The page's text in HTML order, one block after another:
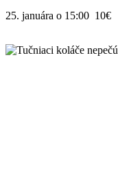
25. januára o 15:00 10€